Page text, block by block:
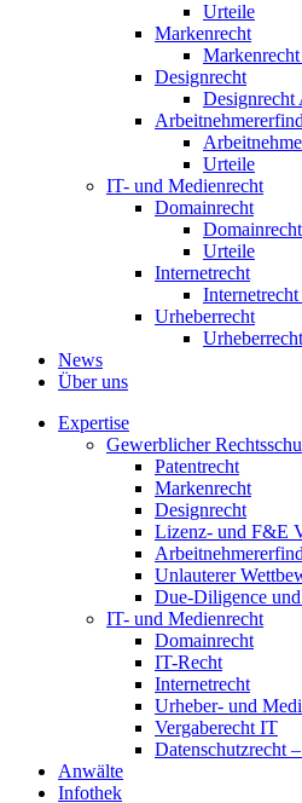
Urteile
Markenrecht
Designrecht
Designrecht
Urteile
IT- und Medienrecht
Domainrecht
Urteile
Internetrecht
Urheberrecht
News
Über uns
Expertise
Gewerblicher
Patentrecht
Markenrecht
Designrecht
Lizenz- und F&E
Unlauterer
Due-Diligence
IT- und Medienrecht
Domainrecht
IT-Recht
Internetrecht
Urheber- und
Vergaberecht IT
Datenschutzrecht
Anwälte
Infothek